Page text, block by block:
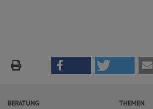
BERATUNG THEMEN